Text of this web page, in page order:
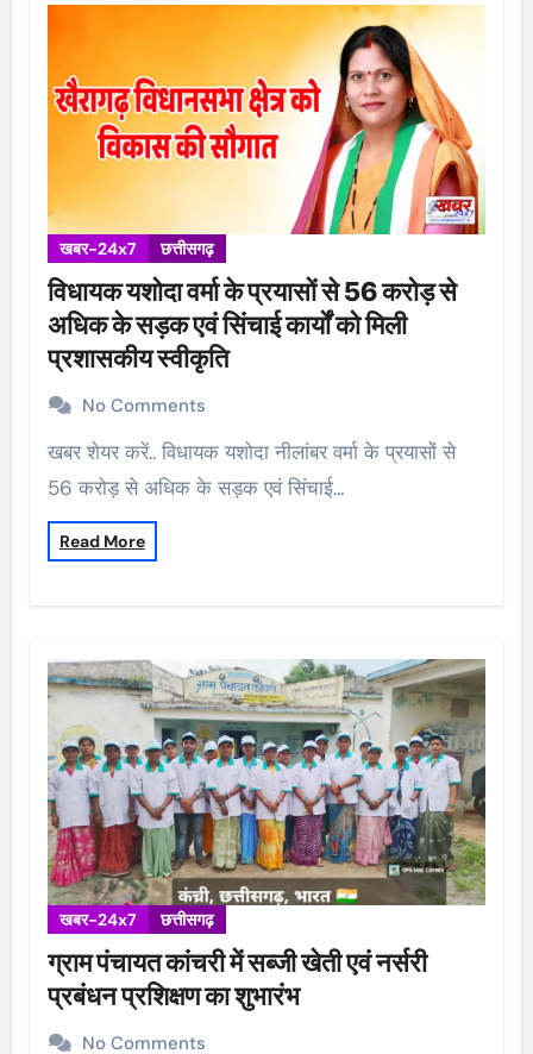
खबर-24x7 छत्तीसगढ़
विधायक यशोदा वर्मा के प्रयासों से 56 करोड़ से
अधिक के सड़क एवं सिंचाई कार्यों को मिली
प्रशासकीय स्वीकृति
No Comments
खबर शेयर करें.. विधायक यशोदा नीलांबर वर्मा के प्रयासों से
56 करोड़ से अधिक के सड़क एवं सिंचाई…
Read More
खबर-24x7 छत्तीसगढ़
ग्राम पंचायत कांचरी में सब्जी खेती एवं नर्सरी
प्रबंधन प्रशिक्षण का शुभारंभ
No Comments